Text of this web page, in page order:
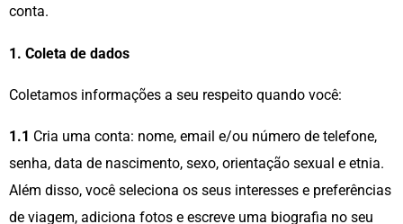
conta.
1. Coleta de dados
Coletamos informações a seu respeito quando você:
1.1 Cria uma conta: nome, email e/ou número de telefone,
senha, data de nascimento, sexo, orientação sexual e etnia.
Além disso, você seleciona os seus interesses e preferências
de viagem, adiciona fotos e escreve uma biografia no seu